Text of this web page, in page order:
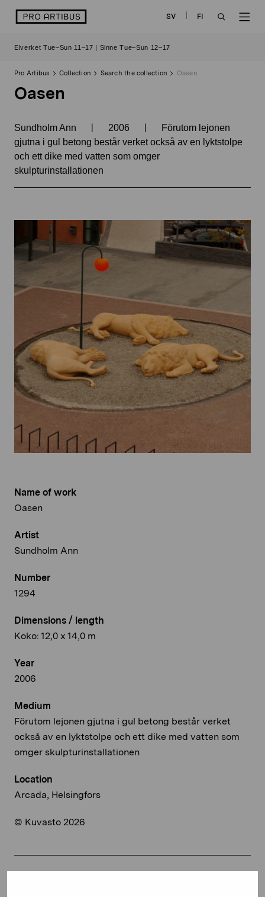
logo SV
FI
Elverket Tue–Sun 11–17 | Sinne Tue–Sun 12–17
Pro Artibus Collection Search the collection Oasen
Oasen
Sundholm Ann | 2006 |
Förutom lejonen
gjutna i gul betong består verket också av en lyktstolpe
och ett dike med vatten som omger
skulpturinstallationen
Name of work
Oasen
Artist
Sundholm Ann
Number
1294
Dimensions / length
Koko: 12,0 x 14,0 m
Year
2006
Medium
Förutom lejonen gjutna i gul betong består verket
också av en lyktstolpe och ett dike med vatten som
omger skulpturinstallationen
Location
Arcada, Helsingfors
© Kuvasto 2026